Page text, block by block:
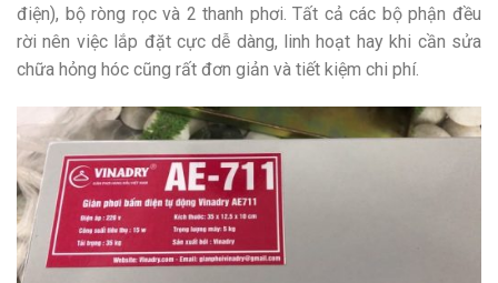
điện), bộ ròng rọc và 2 thanh phơi. Tất cả các bộ phận đều
rời nên việc lắp đặt cực dễ dàng, linh hoạt hay khi cần sửa
chữa hỏng hóc cũng rất đơn giản và tiết kiệm chi phí.